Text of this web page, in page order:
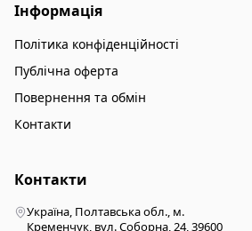
Інформація
Політика конфіденційності
Публічна оферта
Повернення та обмін
Контакти
Контакти
Україна, Полтавська обл., м.
Кременчук, вул. Соборна, 24, 39600